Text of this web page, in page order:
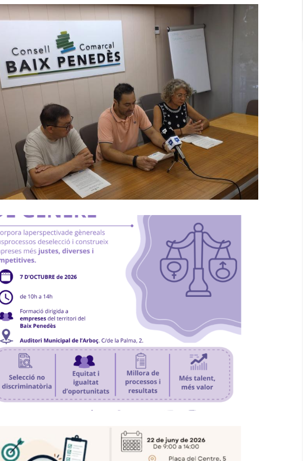
El CCBP Posa En Marxa Un Nou Programa Per
Afavorir La Inserció Laboral De Persones En
Situació De Vulnerabilitat
S. socials
Ocupació
Formació "RRHH I Selecció Amb Perspectiva De
Gènere"
P. econòmica